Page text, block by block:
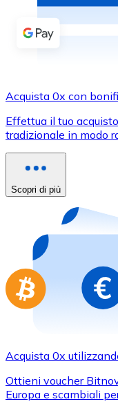
Acquista con
Bonifico SEPA
Usa le carte
Acquista con
Acquista gift
Vai al negozio di
Acquista 0x con
Effettua il tuo
tradizionale in modo
Scopri di più
Acquista 0x
Ottieni voucher
Europa e scambiali